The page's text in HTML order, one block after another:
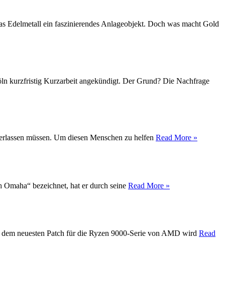
Edelmetall ein faszinierendes Anlageobjekt. Doch was macht Gold
kurzfristig Kurzarbeit angekündigt. Der Grund? Die Nachfrage
müssen. Um diesen Menschen zu helfen Read More »
bezeichnet, hat er durch seine Read More »
neuesten Patch für die Ryzen 9000-Serie von AMD wird Read